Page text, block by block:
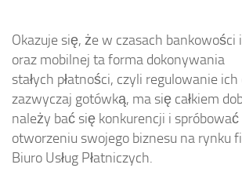
Okazuje się, że w czasach
oraz mobilnej ta forma dokonywania
stałych płatności, czyli regulowanie
zazwyczaj gotówką, ma się całkiem
należy bać się konkurencji i spróbować
otworzeniu swojego biznesu na rynku
Biuro Usług Płatniczych.